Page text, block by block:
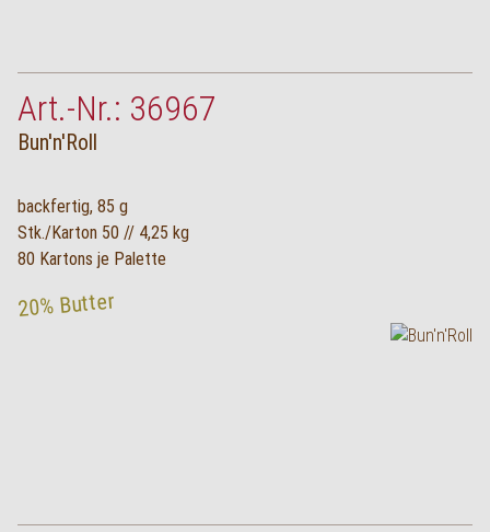
Art.-Nr.: 36967
Bun'n'Roll
backfertig, 85 g
Stk./Karton 50 // 4,25 kg
80 Kartons je Palette
20% Butter